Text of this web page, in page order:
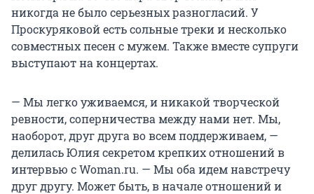
никогда не было серьезных разногласий. У
Проскуряковой есть сольные треки и несколько
совместных песен с мужем. Также вместе супруги
выступают на концертах.
— Мы легко уживаемся, и никакой творческой
ревности, соперничества между нами нет. Мы,
наоборот, друг друга во всем поддерживаем, —
делилась Юлия секретом крепких отношений в
интервью с Woman.ru. — Мы оба идем навстречу
друг другу. Может быть, в начале отношений и